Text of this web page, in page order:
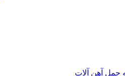
حمل آهن آلات